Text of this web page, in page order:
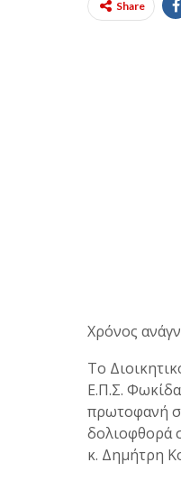
Share
Χρόνος
Το
Ε.Π.Σ.
πρωτοφανή
δολιοφθορά
κ. Δημήτρη